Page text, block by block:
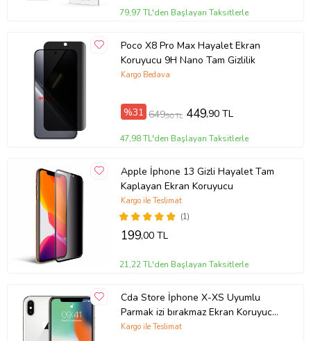
79,97 TL'den Başlayan Taksitlerle
Poco X8 Pro Max Hayalet Ekran
Koruyucu 9H Nano Tam Gizlilik
Kargo Bedava
%31 649,90 TL 449,90 TL
47,98 TL'den Başlayan Taksitlerle
Apple İphone 13 Gizli Hayalet Tam
Kaplayan Ekran Koruyucu
(1)
Kargo ile Teslimat
199,00 TL
21,22 TL'den Başlayan Taksitlerle
Cda Store İphone X-XS Uyumlu
Parmak izi bırakmaz Ekran Koruyucu
Nano MAT Jelatin
Kargo ile Teslimat